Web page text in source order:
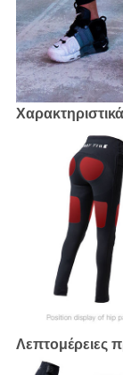
Λεπτομέρειες